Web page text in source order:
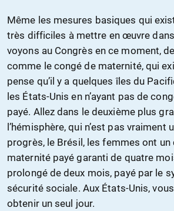
Même les mesures basiques qui
très difficiles à mettre en œuvre
voyons au Congrès en ce moment,
comme le congé de maternité, qui
pense qu’il y a quelques îles du
les États-Unis en n’ayant pas de
payé. Allez dans le deuxième plus
l’hémisphère, qui n’est pas vraiment
progrès, le Brésil, les femmes ont un
maternité payé garanti de quatre
prolongé de deux mois, payé par le
sécurité sociale. Aux États-Unis,
obtenir un seul jour.